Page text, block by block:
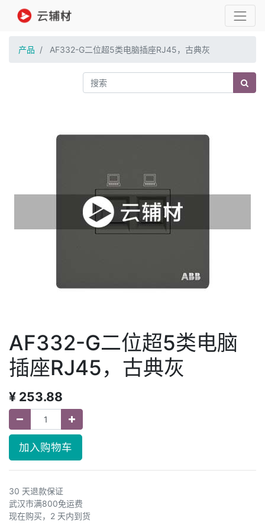
产品 AF332-G二位超5类电脑插座RJ45，古典灰
AF332-G二位超5类电脑
插座RJ45，古典灰
¥ 253.88
加入购物车
30 天退款保证
武汉市满800免运费
现在购买，2 天内到货